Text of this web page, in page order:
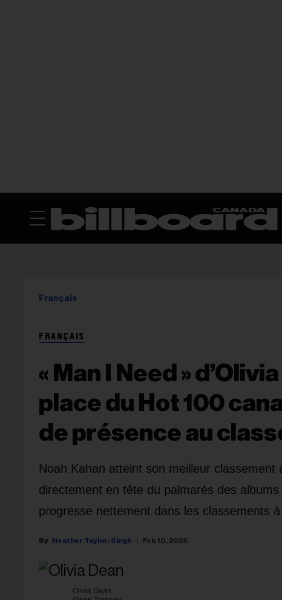
Français
FRANÇAIS
« Man I Need »
place du Hot 100
de présence au
Noah Kahan atteint son meilleur
directement en tête du palmarès des
progresse nettement dans les classements
Heather Taylor-Singh Feb 10, 2026
Olivia Dean